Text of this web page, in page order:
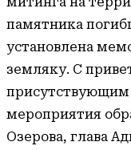
памятника
установлена
земляку. С
присутствующим
мероприятия
Озерова, глава